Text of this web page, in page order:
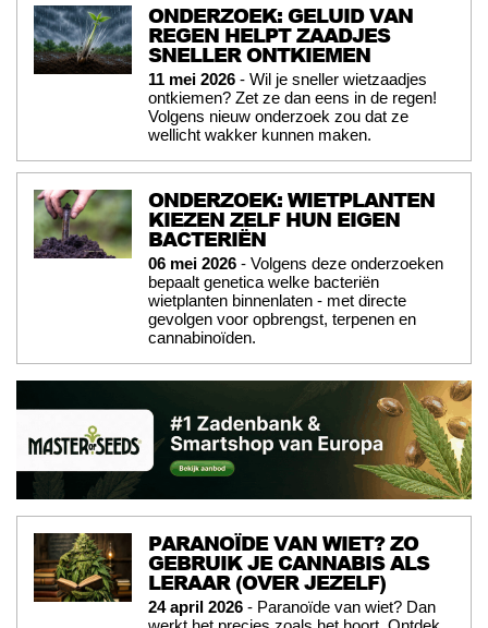
ONDERZOEK: GELUID VAN
REGEN HELPT ZAADJES
SNELLER ONTKIEMEN
11 mei 2026 - Wil je sneller wietzaadjes
ontkiemen? Zet ze dan eens in de regen!
Volgens nieuw onderzoek zou dat ze
wellicht wakker kunnen maken.
ONDERZOEK: WIETPLANTEN
KIEZEN ZELF HUN EIGEN
BACTERIËN
06 mei 2026 - Volgens deze onderzoeken
bepaalt genetica welke bacteriën
wietplanten binnenlaten - met directe
gevolgen voor opbrengst, terpenen en
cannabinoïden.
PARANOÏDE VAN WIET? ZO
GEBRUIK JE CANNABIS ALS
LERAAR (OVER JEZELF)
24 april 2026 - Paranoïde van wiet? Dan